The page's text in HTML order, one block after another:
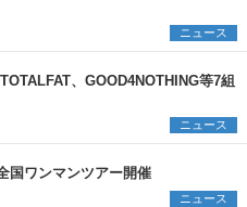
ニュース
、GOOD4NOTHING等7組
ニュース
国ワンマンツアー開催
ニュース